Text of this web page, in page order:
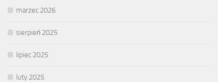
marzec 2026
sierpień 2025
lipiec 2025
luty 2025